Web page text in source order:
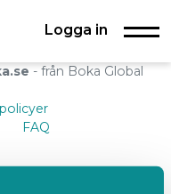
Logga in
- från Boka Global
FAQ